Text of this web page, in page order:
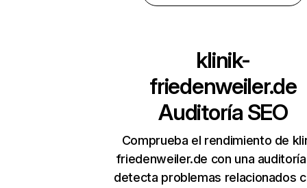
klinik-
friedenweiler.de
Auditoría SEO
Comprueba el rendimiento de
friedenweiler.de con una
detecta problemas relacionados